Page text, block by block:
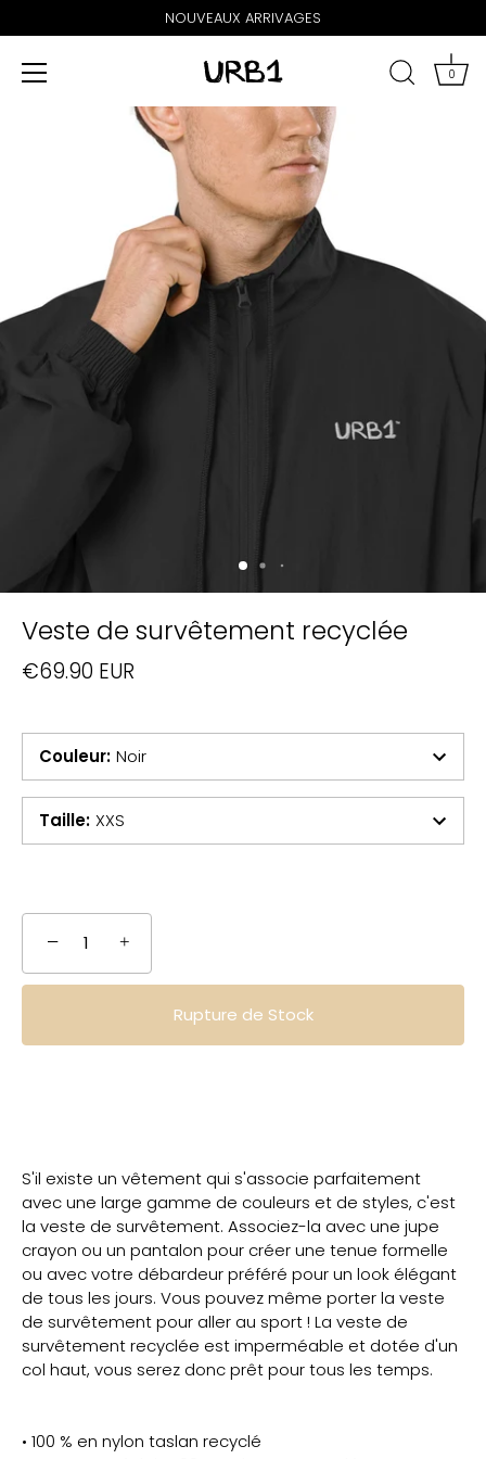
NOUVEAUX ARRIVAGES
0
Veste de survêtement recyclée
€69.90 EUR
Couleur: Noir
Taille: XXS
− +
Rupture de Stock
S'il existe un vêtement qui s'associe parfaitement
avec une large gamme de couleurs et de styles, c'est
la veste de survêtement. Associez-la avec une jupe
crayon ou un pantalon pour créer une tenue formelle
ou avec votre débardeur préféré pour un look élégant
de tous les jours. Vous pouvez même porter la veste
de survêtement pour aller au sport ! La veste de
survêtement recyclée est imperméable et dotée d'un
col haut, vous serez donc prêt pour tous les temps.
• 100 % en nylon taslan recyclé